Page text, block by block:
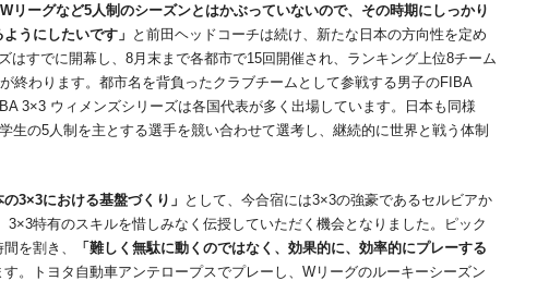
Wリーグなど5人制のシーズンとはかぶっていないので、その時期にしっかり
うにしたいです」 と前田ヘッドコーチは続け、新たな日本の方向性を定め
はすでに開幕し、8月末まで各都市で15回開催され、ランキング上位8チーム
終わります。都市名を背負ったクラブチームとして参戦する男子のFIBA
3×3 ウィメンズシリーズは各国代表が多く出場しています。日本も同様
生の5人制を主とする選手を競い合わせて選考し、継続的に世界と戦う体制
の3×3における基盤づくり」 として、今合宿には3×3の強豪であるセルビアか
3×3特有のスキルを惜しみなく伝授していただく機会となりました。ピック
を割き、
「難しく無駄に動くのではなく、効果的に、効率的にプレーする
。トヨタ自動車アンテロープスでプレーし、Wリーグのルーキーシーズン